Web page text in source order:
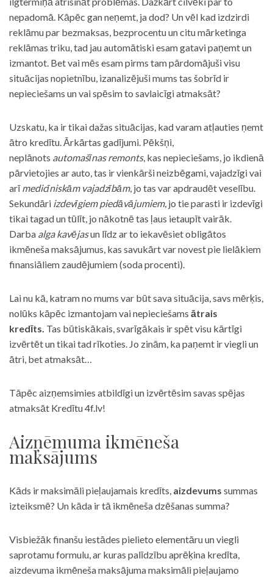
nepadomā. Kāpēc gan neņemt, ja dod? Un vēl kad izdzirdi
reklāmu par bezmaksas, bezprocentu un citu mārketinga
reklāmas triku, tad jau automātiski esam gatavi paņemt un
izmantot. Bet vai mēs esam pirms tam pārdomājuši visu
situācijas nopietnību, izanalizējuši mums tas šobrīd ir
nepieciešams un vai spēsim to savlaicīgi atmaksāt?
Uzskatu, ka ir tikai dažas situācijas, kad varam atļauties ņemt
ātro kredītu. Ārkārtas gadījumi. Pēkšņi,
neplānots automašīnas remonts, kas nepieciešams, jo ikdienā
pārvietojies ar auto, tas ir vienkārši neizbēgami, vajadzīgi vai
arīmedicīniskām vajadzībām, jo tas var apdraudēt veselību.
Sekundāri izdevīgiem piedāvājumiem, jo tie parasti ir izdevīgi
tikai tagad un tūlīt, jo nākotnē tas ļaus ietaupīt vairāk.
Darba alga kavējasun līdz ar to iekavēsiet obligātos
ikmēneša maksājumus, kas savukārt var novest pie lielākiem
finansiāliem zaudējumiem (soda procenti).
Lai nu kā, katram no mums var būt sava situācija, savs mērķis,
nolūks kāpēc izmantojam vai nepieciešams ātrais
kredīts. Tas būtiskākais, svarīgākais ir spēt visu kārtīgi
izvērtēt un tikai tad rīkoties. Jo zinām, ka paņemt ir viegli un
ātri, bet atmaksāt…
Tāpēc aizņemsimies atbildīgi un izvērtēsim savas spējas
atmaksāt Kredītu 4f.lv!
Aizņēmuma ikmēneša
maksājums
Kāds ir maksimāli pieļaujamais kredīts, aizdevums summas
izteiksmē? Un kāda ir tā ikmēneša dzēšanas summa?
Visbiežāk finanšu iestādes pielieto elementāru un viegli
saprotamu formulu, ar kuras palīdzību aprēķina kredīta,
aizdevuma ikmēneša maksājuma maksimāli pieļaujamo